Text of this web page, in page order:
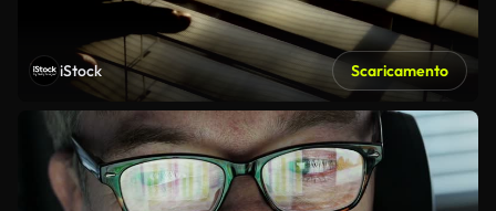
iStock Scaricamento